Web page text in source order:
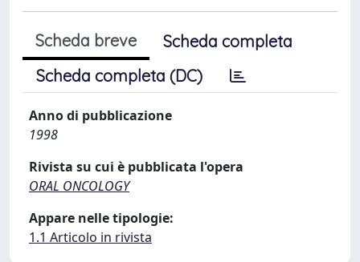
Scheda breve
Scheda completa
Scheda completa (DC)
Anno di pubblicazione
1998
Rivista su cui è pubblicata l'opera
ORAL ONCOLOGY
Appare nelle tipologie:
1.1 Articolo in rivista